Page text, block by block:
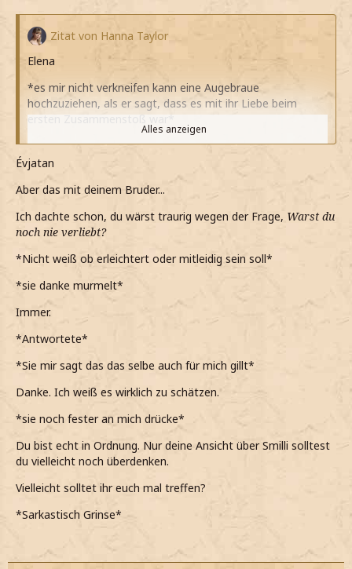
Zitat von Hanna Taylor
Elena
*es mir nicht verkneifen kann eine Augebraue
hochzuziehen, als er sagt, dass es mit ihr Liebe beim
ersten Zusammenstoß war*
*als ihn drücke, er meine Umarmung erwidert und mich
ebenfalls drückt*
*er nur wieder ein norvegisches Wort redet, als ihm
*er noch sagt, dass wenn irgendwas brauche ihm
*murmle*
Dasselbe gilt auch für dich
Alles anzeigen
Évjatan
Aber das mit deinem Bruder...
Ich dachte schon, du wärst traurig wegen der Frage, Warst du
noch nie verliebt?
*Nicht weiß ob erleichtert oder mitleidig sein soll*
*sie danke murmelt*
Immer.
*Antwortete*
*Sie mir sagt das das selbe auch für mich gillt*
Danke. Ich weiß es wirklich zu schätzen.
*sie noch fester an mich drücke*
Du bist echt in Ordnung. Nur deine Ansicht über Smilli solltest
du vielleicht noch überdenken.
Vielleicht solltet ihr euch mal treffen?
*Sarkastisch Grinse*